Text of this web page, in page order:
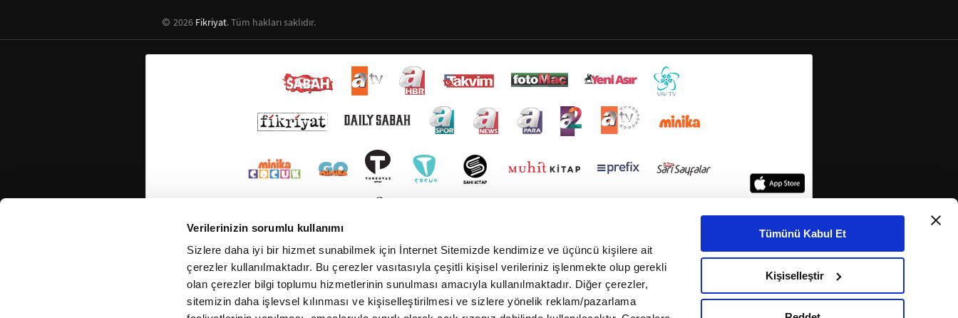
Verilerinizin sorumlu kullanımı
Sizlere daha iyi bir hizmet sunabilmek için İnternet Sitemizde kendimize ve üçüncü kişilere ait
çerezler kullanılmaktadır. Bu çerezler vasıtasıyla çeşitli kişisel verileriniz işlenmekte olup gerekli
olan çerezler bilgi toplumu hizmetlerinin sunulması amacıyla kullanılmaktadır. Diğer çerezler,
sitemizin daha işlevsel kılınması ve kişiselleştirilmesi ve sizlere yönelik reklam/pazarlama
Tümünü Kabul Et
Kişiselleştir
2026 Fikriyat. Tüm hakları saklıdır.